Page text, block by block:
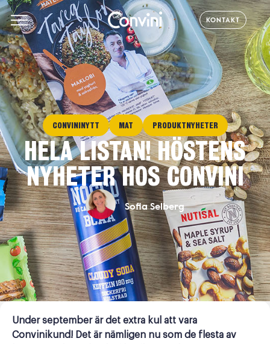
KONTAKT
CONVININYTT MAT PRODUKTNYHETER
HELA LISTAN! HÖSTENS
NYHETER HOS CONVINI
Sofia Selberg
Under september är det extra kul att vara
Convinikund! Det är nämligen nu som de flesta av